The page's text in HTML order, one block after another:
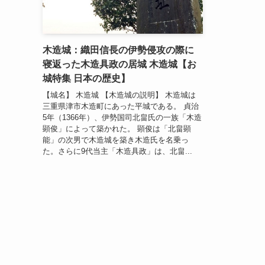
木造城：織田信長の伊勢侵攻の際に
寝返った木造具政の居城 木造城【お
城特集 日本の歴史】
【城名】 木造城 【木造城の説明】 木造城は
三重県津市木造町にあった平城である。 貞治
5年（1366年）、伊勢国司北畠氏の一族「木造
顕俊」によって築かれた。 顕俊は「北畠顕
能」の次男で木造城を築き木造氏を名乗っ
た。さらに9代当主「木造具政」は、北畠...